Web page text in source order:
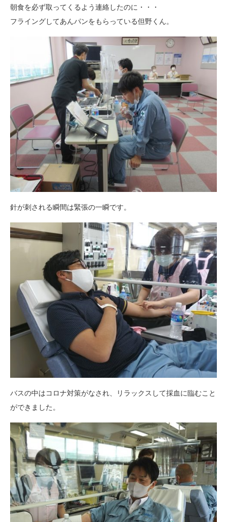
朝食を必ず取ってくるよう連絡したのに・・・
フライングしてあんパンをもらっている但野くん。
針が刺される瞬間は緊張の一瞬です。
バスの中はコロナ対策がなされ、リラックスして採血に臨むこと
ができました。